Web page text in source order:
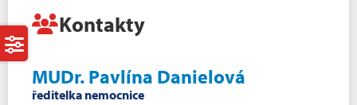
Kontakty
MUDr. Pavlína Danielová
ředitelka nemocnice